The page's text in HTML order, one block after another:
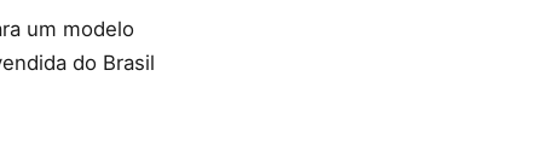
um modelo
do Brasil